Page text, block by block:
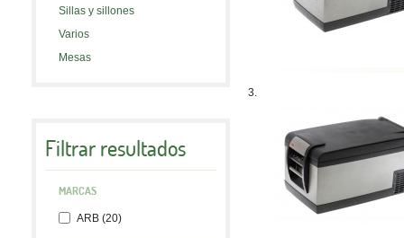
Sillas y sillones
Varios
Mesas
Filtrar resultados
MARCAS
ARB (20)
3.